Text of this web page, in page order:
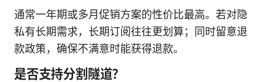
通常一年期或多月促销方案的性价比最高。若对隐
私有长期需求，长期订阅往往更划算；同时留意退
款政策，确保不满意时能获得退款。
是否支持分割隧道？